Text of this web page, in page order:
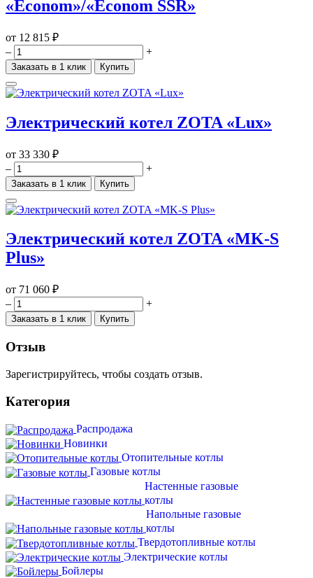
«Econom»/«Econom SSR»
от 12 815 ₽
–
+
Заказать в 1 клик Купить
Электрический котел ZOTA «Lux»
от 33 330 ₽
–
+
Заказать в 1 клик Купить
Электрический котел ZOTA «MK-S
Plus»
от 71 060 ₽
–
+
Заказать в 1 клик Купить
Отзыв
Зарегистрируйтесь, чтобы создать отзыв.
Категория
Распродажа
Новинки
Отопительные котлы
Газовые котлы
Настенные газовые
котлы
Напольные газовые
котлы
Твердотопливные котлы
Электрические котлы
Бойлеры